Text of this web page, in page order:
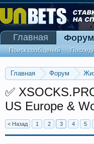
Главная Форум
✅
US Europe &
< Назад 1 2 3 4 5
Главная Форум
Поиск сообщений